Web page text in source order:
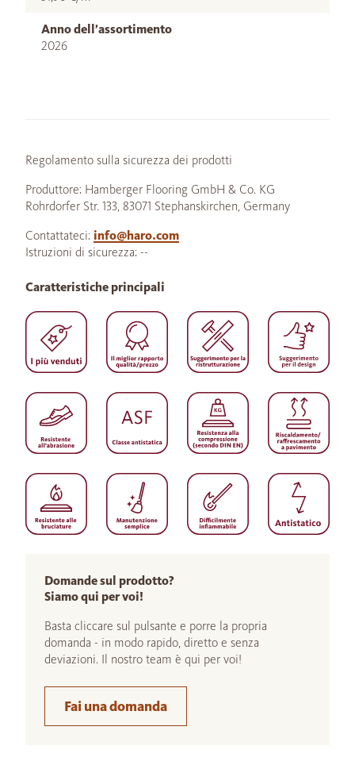
Anno dell’assortimento
2026
Regolamento sulla sicurezza dei prodotti
Produttore: Hamberger Flooring GmbH & Co. KG
Rohrdorfer Str. 133, 83071 Stephanskirchen, Germany
Contattateci: info@haro.com
Istruzioni di sicurezza: --
Domande sul prodotto?
Siamo qui per voi!
Basta cliccare sul pulsante e porre la propria
domanda - in modo rapido, diretto e senza
deviazioni. Il nostro team è qui per voi!
Fai una domanda
Caratteristiche principali